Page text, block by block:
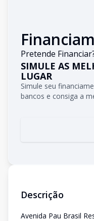
Pretende
SIMULE AS
LUGAR
Simule seu
bancos e consiga a
Descrição
Avenida Pau Brasil